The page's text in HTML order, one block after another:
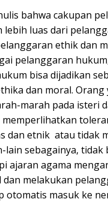
bahwa cakupan
lebih luas dari
ethik dan
pelanggaran
bisa dijadikan
dan moral. Orang
marah pada isteri
dan etnik atau tidak
lain sebagainya, tidak
ajaran agama
melakukan
otomatis masuk ke